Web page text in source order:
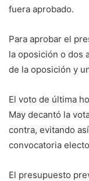
fuera aprobado.
Para aprobar el
la oposición o dos
de la oposición y
El voto de última
May decantó la
contra, evitando
convocatoria
El presupuesto